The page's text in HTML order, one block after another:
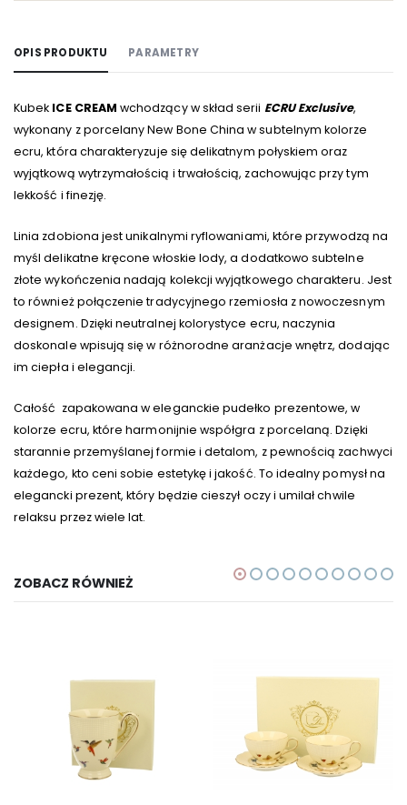
OPIS PRODUKTU PARAMETRY
Kubek ICE CREAM wchodzący w skład serii ECRU Exclusive,
wykonany z porcelany New Bone China w subtelnym kolorze
ecru, która charakteryzuje się delikatnym połyskiem oraz
wyjątkową wytrzymałością i trwałością, zachowując przy tym
lekkość i finezję.
Linia zdobiona jest unikalnymi ryflowaniami, które przywodzą na
myśl delikatne kręcone włoskie lody, a dodatkowo subtelne
złote wykończenia nadają kolekcji wyjątkowego charakteru. Jest
to również połączenie tradycyjnego rzemiosła z nowoczesnym
designem. Dzięki neutralnej kolorystyce ecru, naczynia
doskonale wpisują się w różnorodne aranżacje wnętrz, dodając
im ciepła i elegancji.
Całość zapakowana w eleganckie pudełko prezentowe, w
kolorze ecru, które harmonijnie współgra z porcelaną. Dzięki
starannie przemyślanej formie i detalom, z pewnością zachwyci
każdego, kto ceni sobie estetykę i jakość. To idealny pomysł na
elegancki prezent, który będzie cieszył oczy i umilał chwile
relaksu przez wiele lat.
ZOBACZ RÓWNIEŻ